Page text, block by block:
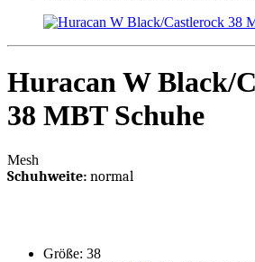
Huracan W Black/
38 MBT Schuhe
Mesh
Schuhweite: normal
Größe: 38